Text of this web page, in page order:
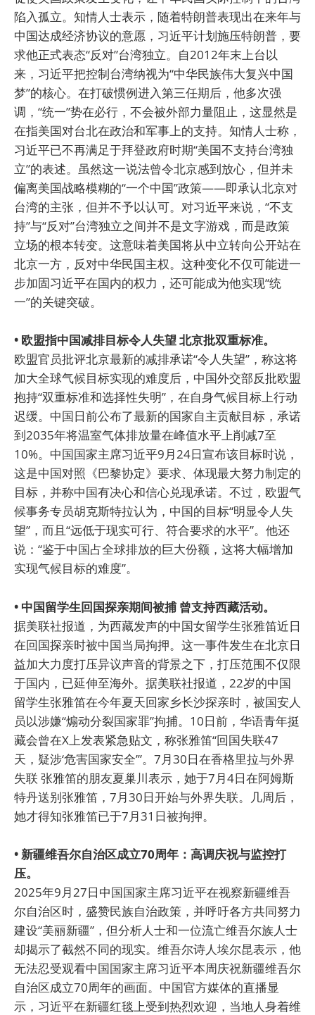
陷入孤立。知情人士表示，随着特朗普表现出在来年与
中国达成经济协议的意愿，习近平计划施压特朗普，要
求他正式表态“反对”台湾独立。自2012年末上台以
来，习近平把控制台湾纳视为“中华民族伟大复兴中国
梦”的核心。在打破惯例进入第三任期后，他多次强
调，“统一”势在必行，不会被外部力量阻止，这显然是
在指美国对台北在政治和军事上的支持。知情人士称，
习近平已不再满足于拜登政府时期“美国不支持台湾独
立”的表述。虽然这一说法曾令北京感到放心，但并未
偏离美国战略模糊的“一个中国”政策——即承认北京对
台湾的主张，但并不予以认可。对习近平来说，“不支
持”与“反对”台湾独立之间并不是文字游戏，而是政策
立场的根本转变。这意味着美国将从中立转向公开站在
北京一方，反对中华民国主权。这种变化不仅可能进一
步加固习近平在国内的权力，还可能成为他实现“统
一”的关键突破。
• 欧盟指中国减排目标令人失望 北京批双重标准。
欧盟官员批评北京最新的减排承诺“令人失望”，称这将
加大全球气候目标实现的难度后，中国外交部反批欧盟
抱持“双重标准和选择性失明”，在自身气候目标上行动
迟缓。中国日前公布了最新的国家自主贡献目标，承诺
到2035年将温室气体排放量在峰值水平上削减7至
10%。中国国家主席习近平9月24日宣布该目标时说，
这是中国对照《巴黎协定》要求、体现最大努力制定的
目标，并称中国有决心和信心兑现承诺。不过，欧盟气
候事务专员胡克斯特拉认为，中国的目标“明显令人失
望”，而且“远低于现实可行、符合要求的水平”。他还
说：“鉴于中国占全球排放的巨大份额，这将大幅增加
实现气候目标的难度”。
• 中国留学生回国探亲期间被捕 曾支持西藏活动。
据美联社报道，为西藏发声的中国女留学生张雅笛近日
在回国探亲时被中国当局拘押。这一事件发生在北京日
益加大力度打压异议声音的背景之下，打压范围不仅限
于国内，已延伸至海外。据美联社报道，22岁的中国
留学生张雅笛在今年夏天回家乡长沙探亲时，被国安人
员以涉嫌“煽动分裂国家罪”拘捕。10日前，华语青年挺
藏会曾在X上发表紧急贴文，称张雅笛“回国失联47
天，疑涉‘危害国家安全’”。7月30日在香格里拉与外界
失联 张雅笛的朋友夏巢川表示，她于7月4日在阿姆斯
特丹送别张雅笛，7月30日开始与外界失联。几周后，
她才得知张雅笛已于7月31日被拘押。
• 新疆维吾尔自治区成立70周年：高调庆祝与监控打
压。
2025年9月27日中国国家主席习近平在视察新疆维吾
尔自治区时，盛赞民族自治政策，并呼吁各方共同努力
建设“美丽新疆”，但分析人士和一位流亡维吾尔族人士
却揭示了截然不同的现实。维吾尔诗人埃尔昆表示，他
无法忍受观看中国国家主席习近平本周庆祝新疆维吾尔
自治区成立70周年的画面。中国官方媒体的直播显
示，习近平在新疆红毯上受到热烈欢迎，当地人身着维